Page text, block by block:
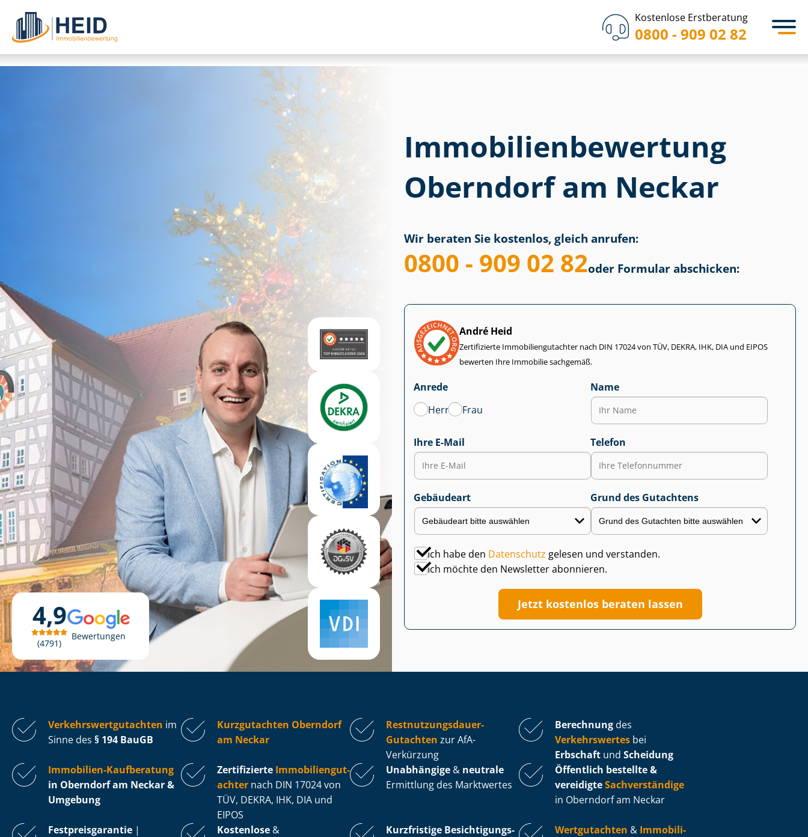
Kostenlose Erstberatung
0800 - 909 02 82
4,9
4791
Bewertungen
Immobilien­bewertung
Oberndorf am Neckar
Wir beraten Sie kostenlos, gleich anrufen:
0800 - 909 02 82oder Formular abschicken:
André Heid
Zertifizierte Im­mo­bi­li­en­gut­ach­ter nach DIN 17024 von TÜV, DEKRA, IHK, DIA und EIPOS
bewerten Ihre Immobilie sachgemäß.
Anrede
Herr
Frau
Name
Ihre E-Mail Telefon
Gebäudeart Grund des Gutachtens
Ich habe den Datenschutz gelesen und verstanden.
Ich möchte den Newsletter abonnieren.
Jetzt kostenlos beraten lassen
Ver­kehrs­wert­gut­ach­ten im
Sinne des § 194 BauGB
Kurzgutachten Oberndorf
am Neckar
Rest­nut­zungs­dau­er-
Gutachten zur AfA-
Verkürzung
Berechnung des
Verkehrswertes bei
Erbschaft und Scheidung
Immobilien-Kaufberatung
in Oberndorf am Neckar &
Umgebung
Zertifizierte Im­mo­bi­li­en­gut­
ach­ter nach DIN 17024 von
TÜV, DEKRA, IHK, DIA und
EIPOS
Unabhängige & neutrale
Ermittlung des Marktwertes
Öffentlich bestellte &
vereidigteSachverständige
in Oberndorf am Neckar
Fest­preis­ga­ran­tie |
Kostenlose &
Kurzfristige Be­sich­ti­gungs­
Wertgutachten & Im­mo­bi­li­